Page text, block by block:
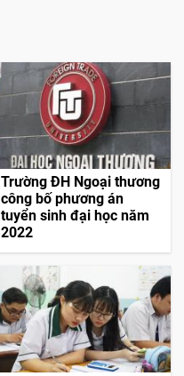
Trường ĐH Ngoại thương
công bố phương án
tuyển sinh đại học năm
2022